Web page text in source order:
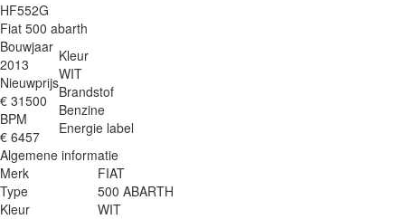
HF552G
Fiat 500 abarth
Bouwjaar
2013
Nieuwprijs
€ 31500
BPM
€ 6457
Kleur
WIT
Brandstof
Benzine
Energie label
Algemene informatie
Merk
FIAT
Type
500 ABARTH
Kleur
WIT